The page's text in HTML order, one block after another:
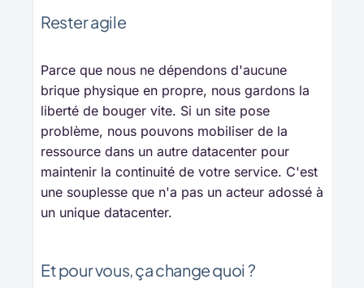
Rester agile
Parce que nous ne dépendons d'aucune
brique physique en propre, nous gardons la
liberté de bouger vite. Si un site pose
problème, nous pouvons mobiliser de la
ressource dans un autre datacenter pour
maintenir la continuité de votre service. C'est
une souplesse que n'a pas un acteur adossé à
un unique datacenter.
Et pour vous, ça change quoi ?